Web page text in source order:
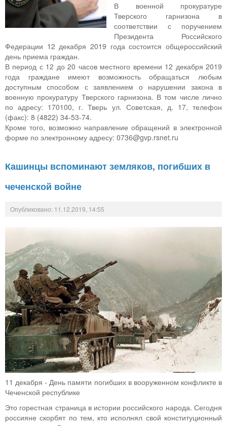
В военной прокуратуре
Тверского гарнизона в
соответствии с поручением
Президента Российского
Федерации 12 декабря 2019 года состоится общероссийский
день приема граждан.
В период с 12 до 20 часов местного времени 12 декабря 2019
года граждане имеют возможность обращаться любым
доступным способом с заявлением о нарушении закона в
военную прокуратуру Тверского гарнизона. В том числе лично
по адресу: 170100, г. Тверь ул. Советская, д. 17, телефон
(факс): 8 (4822) 34-53-74.
Кроме того, возможно направление обращений в электронной
форме по электронному адресу: 0736@gvp.rsnet.ru
Кашинцы вспоминают земляков, погибших в
чеченской войне
Опубликовано: 11.12.2019, 14:55
11 декабря - День памяти погибших в вооруженном конфликте в
Чеченской республике
Это горестная страница в истории российского народа. Сегодня
россияне скорбят по тем, кто исполнял свой конституционный